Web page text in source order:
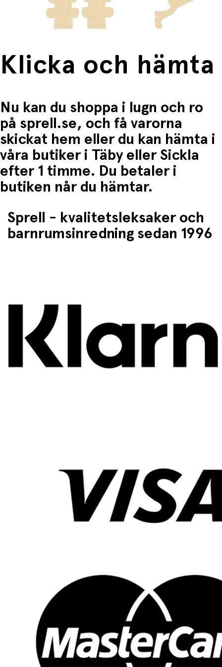
Halkfri botten – står stadigt på alla underlag
Slitstark kvalitet – tillverkad för långvarig
användning, även för syskon
metoder
Prisbelönt design– utsedd till testvinnare av
Produktspecifikationer
Färg:Ljusgrå
Mått:
19,5 × 9 × 18 cm
Material:Hållbara och miljövänliga material
Rekommenderad ålder:Från småbarnsåldern
Fri frakt när du handlar för mer än 1500:-
Klicka och hämta
Nu kan du shoppa i lugn och ro
på sprell.se, och få varorna
skickat hem eller du kan hämta i
våra butiker i Täby eller Sickla
efter 1 timme. Du betaler i
butiken når du hämtar.
Sprell - kvalitetsleksaker och
barnrumsinredning sedan 1996